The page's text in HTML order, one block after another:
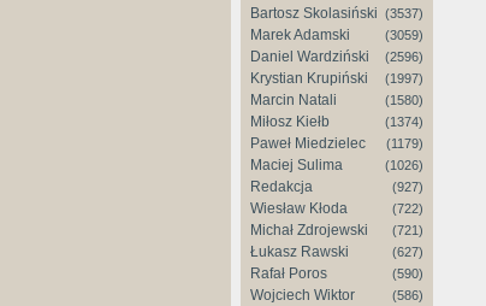
Bartosz Skolasiński (3537)
Marek Adamski (3059)
Daniel Wardziński (2596)
Krystian Krupiński (1997)
Marcin Natali (1580)
Miłosz Kiełb (1374)
Paweł Miedzielec (1179)
Maciej Sulima (1026)
Redakcja (927)
Wiesław Kłoda (722)
Michał Zdrojewski (721)
Łukasz Rawski (627)
Rafał Poros (590)
Wojciech Wiktor (586)